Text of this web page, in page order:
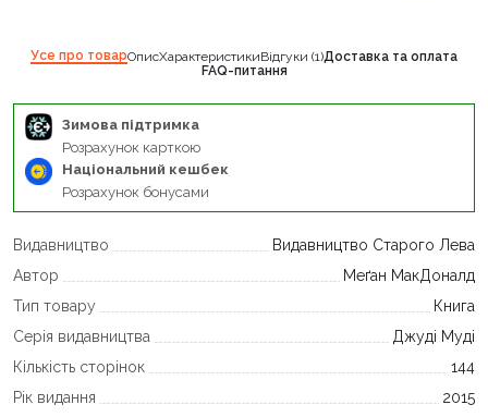
Усе про товарОписХарактеристикиВідгуки (1)Доставка та оплата
FAQ-питання
Зимова підтримка
Розрахунок карткою
Національний кешбек
Розрахунок бонусами
Видавництво
Видавництво Старого Лева
Автор
Меґан МакДоналд
Тип товару
Книга
Серія видавництва
Джуді Муді
Кількість сторінок
144
Рік видання
2015